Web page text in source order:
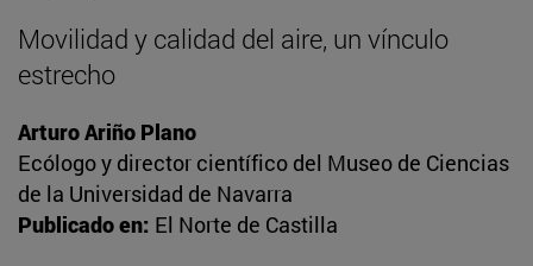
Movilidad y calidad del aire, un vínculo
estrecho
Arturo Ariño Plano
Ecólogo y director científico del Museo de Ciencias
de la Universidad de Navarra
Publicado en: El Norte de Castilla